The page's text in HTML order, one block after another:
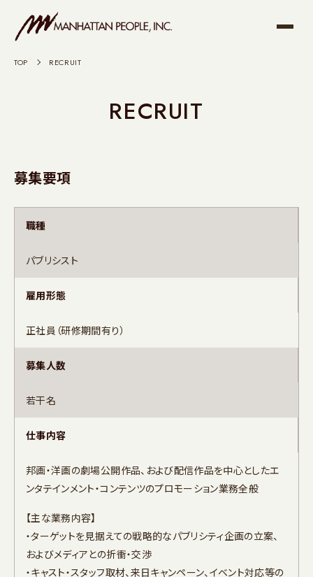
TOP > RECRUIT
RECRUIT
募集要項
職種
パブリシスト
雇用形態
正社員（研修期間有り）
募集人数
若干名
仕事内容
邦画・洋画の劇場公開作品、および配信作品を中心としたエ
ンタテインメント・コンテンツのプロモーション業務全般
【主な業務内容】
・ターゲットを見据えての戦略的なパブリシティ企画の立案、
およびメディアとの折衝・交渉
・キャスト・スタッフ取材、来日キャンペーン、イベント対応等の